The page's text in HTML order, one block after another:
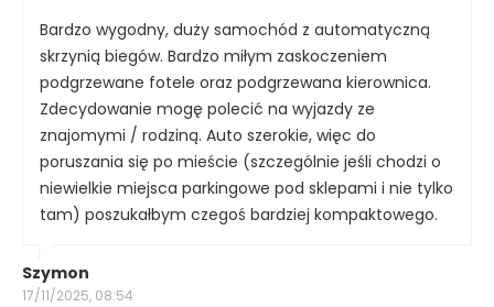
Bardzo wygodny, duży samochód z automatyczną
skrzynią biegów. Bardzo miłym zaskoczeniem
podgrzewane fotele oraz podgrzewana kierownica.
Zdecydowanie mogę polecić na wyjazdy ze
znajomymi / rodziną. Auto szerokie, więc do
poruszania się po mieście (szczególnie jeśli chodzi o
niewielkie miejsca parkingowe pod sklepami i nie tylko
tam) poszukałbym czegoś bardziej kompaktowego.
Szymon
17/11/2025, 08:54